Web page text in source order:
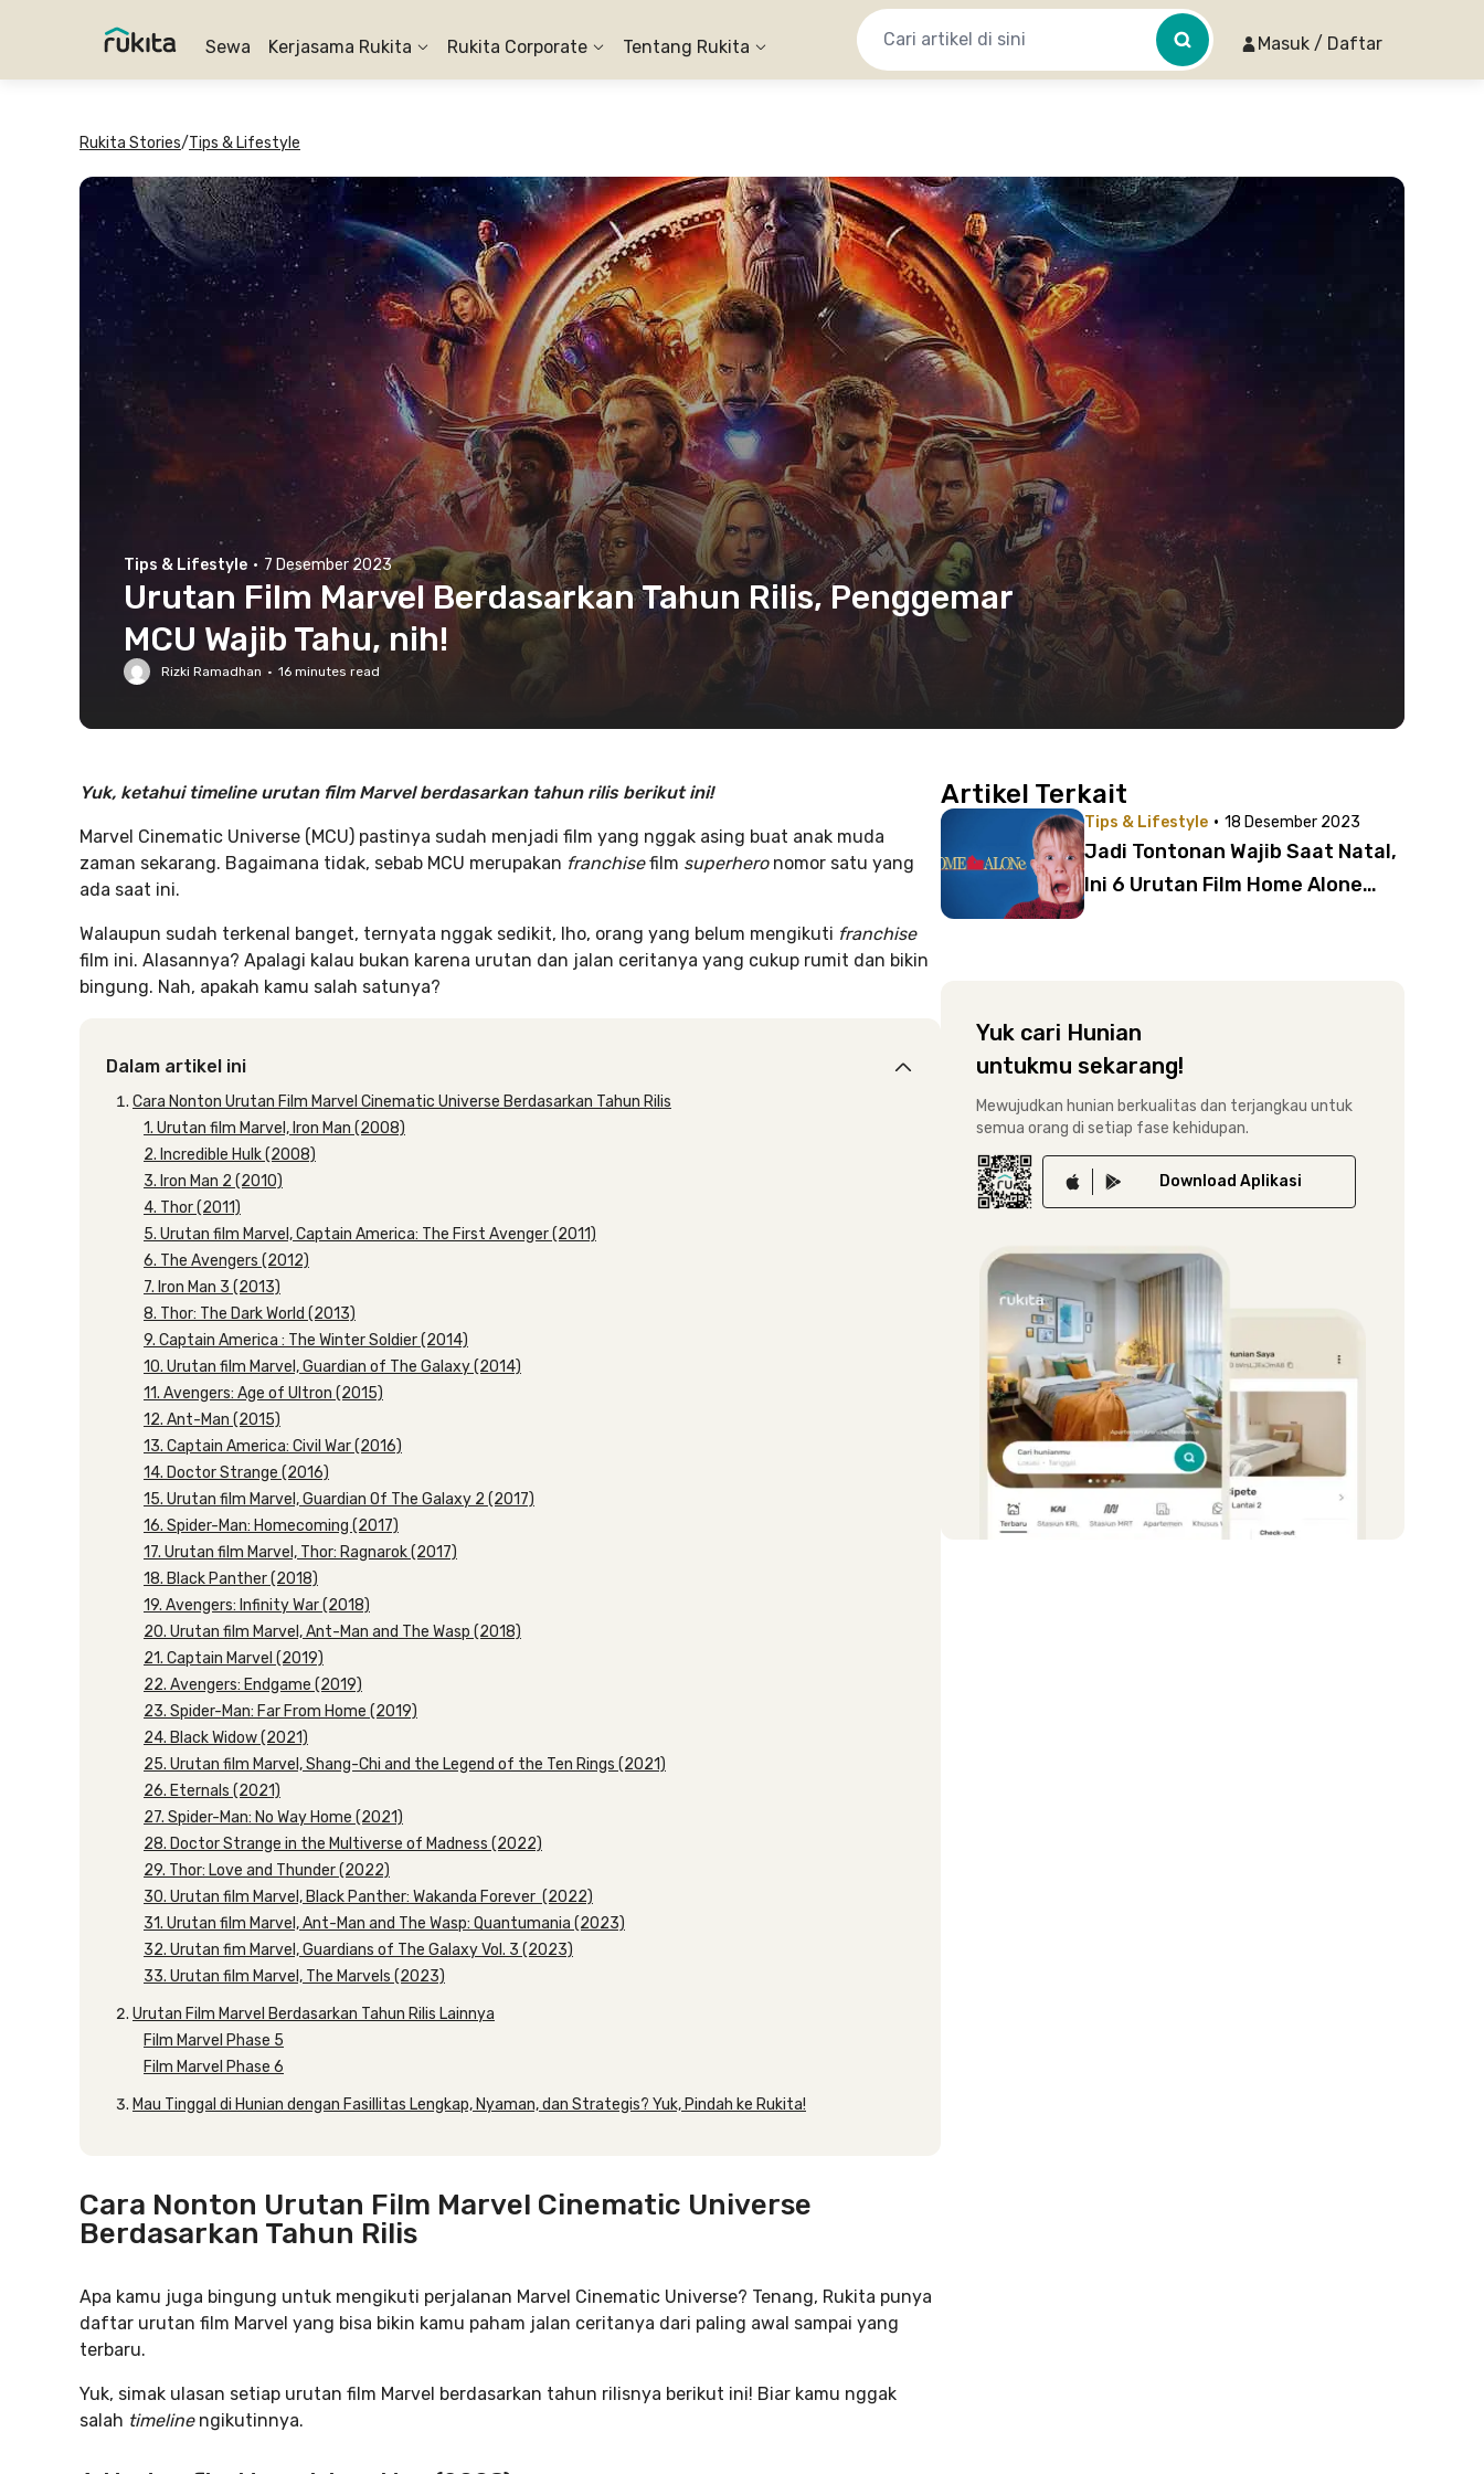
Sewa Kerjasama Rukita Rukita Corporate Tentang Rukita Masuk / Daftar
Rukita Stories/Tips & Lifestyle
Tips & Lifestyle · 7 Desember 2023
Urutan Film Marvel Berdasarkan Tahun Rilis, Penggemar
MCU Wajib Tahu, nih!
Rizki Ramadhan · 16 minutes read
Yuk, ketahui timeline urutan film Marvel berdasarkan tahun rilis berikut ini!
Marvel Cinematic Universe (MCU) pastinya sudah menjadi film yang nggak asing buat anak muda
zaman sekarang. Bagaimana tidak, sebab MCU merupakan franchisefilm superheronomor satu yang
ada saat ini.
Walaupun sudah terkenal banget, ternyata nggak sedikit, lho, orang yang belum mengikuti franchise
film ini. Alasannya? Apalagi kalau bukan karena urutan dan jalan ceritanya yang cukup rumit dan bikin
bingung. Nah, apakah kamu salah satunya?
Dalam artikel ini
Cara Nonton Urutan Film Marvel Cinematic Universe Berdasarkan Tahun Rilis
1. Urutan film Marvel, Iron Man (2008)
2. Incredible Hulk (2008)
3. Iron Man 2 (2010)
4. Thor (2011)
5. Urutan film Marvel, Captain America: The First Avenger (2011)
6. The Avengers (2012)
7. Iron Man 3 (2013)
8. Thor: The Dark World (2013)
9. Captain America : The Winter Soldier (2014)
10. Urutan film Marvel, Guardian of The Galaxy (2014)
11. Avengers: Age of Ultron (2015)
12. Ant-Man (2015)
13. Captain America: Civil War (2016)
14. Doctor Strange (2016)
15. Urutan film Marvel, Guardian Of The Galaxy 2 (2017)
16. Spider-Man: Homecoming (2017)
17. Urutan film Marvel, Thor: Ragnarok (2017)
18. Black Panther (2018)
19. Avengers: Infinity War (2018)
20. Urutan film Marvel, Ant-Man and The Wasp (2018)
21. Captain Marvel (2019)
22. Avengers: Endgame (2019)
23. Spider-Man: Far From Home (2019)
24. Black Widow (2021)
25. Urutan film Marvel, Shang-Chi and the Legend of the Ten Rings (2021)
26. Eternals (2021)
27. Spider-Man: No Way Home (2021)
28. Doctor Strange in the Multiverse of Madness (2022)
29. Thor: Love and Thunder (2022)
30. Urutan film Marvel, Black Panther: Wakanda Forever (2022)
31. Urutan film Marvel, Ant-Man and The Wasp: Quantumania (2023)
32. Urutan fim Marvel, Guardians of The Galaxy Vol. 3 (2023)
33. Urutan film Marvel, The Marvels (2023)
Urutan Film Marvel Berdasarkan Tahun Rilis Lainnya
Film Marvel Phase 5
Film Marvel Phase 6
Mau Tinggal di Hunian dengan Fasillitas Lengkap, Nyaman, dan Strategis? Yuk, Pindah ke Rukita!
Cara Nonton Urutan Film Marvel Cinematic Universe
Berdasarkan Tahun Rilis
Apa kamu juga bingung untuk mengikuti perjalanan Marvel Cinematic Universe? Tenang, Rukita punya
daftar urutan film Marvel yang bisa bikin kamu paham jalan ceritanya dari paling awal sampai yang
terbaru.
Yuk, simak ulasan setiap urutan film Marvel berdasarkan tahun rilisnya berikut ini! Biar kamu nggak
salah timelinengikutinnya.
Artikel Terkait
Tips & Lifestyle · 18 Desember 2023
Jadi Tontonan Wajib Saat Natal,
Ini 6 Urutan Film Home Alone
Yuk cari Hunian
untukmu sekarang!
Mewujudkan hunian berkualitas dan terjangkau untuk
semua orang di setiap fase kehidupan.
Download Aplikasi